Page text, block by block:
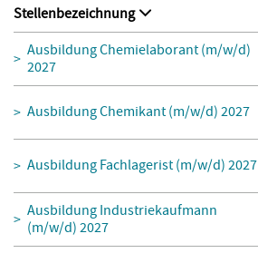
Stellenbezeichnung
Ausbildung Chemielaborant (m/w/d)
2027
Ausbildung Chemikant (m/w/d) 2027
Ausbildung Fachlagerist (m/w/d) 2027
Ausbildung Industriekaufmann
(m/w/d) 2027